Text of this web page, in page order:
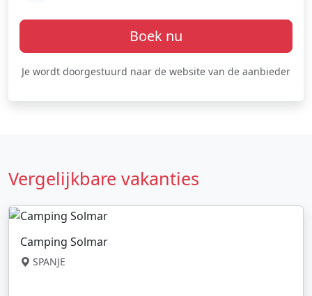
Boek nu
Je wordt doorgestuurd naar de website van de aanbieder
Vergelijkbare vakanties
Camping Solmar
SPANJE